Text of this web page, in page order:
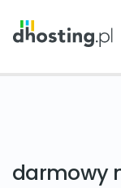
darmowy